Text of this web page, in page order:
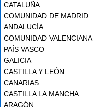
CATALUÑA
COMUNIDAD DE MADRID
ANDALUCÍA
COMUNIDAD VALENCIANA
PAÍS VASCO
GALICIA
CASTILLA Y LEÓN
CANARIAS
CASTILLA LA MANCHA
ARAGÓN